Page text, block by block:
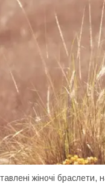
жіночі